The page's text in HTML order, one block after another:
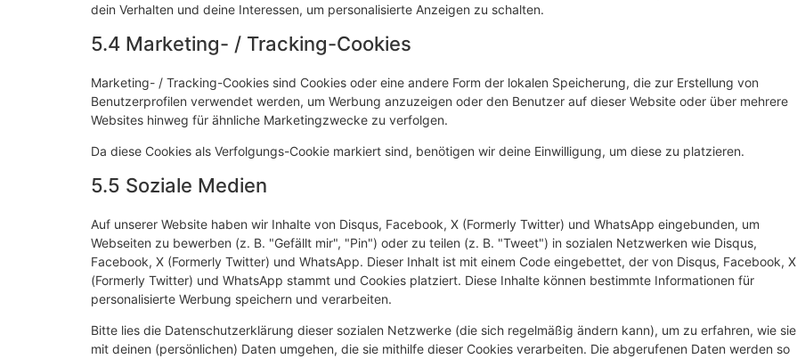
dein Verhalten und deine Interessen, um personalisierte Anzeigen zu schalten.
5.4 Marketing- / Tracking-Cookies
Marketing- / Tracking-Cookies sind Cookies oder eine andere Form der lokalen Speicherung, die zur Erstellung von
Benutzerprofilen verwendet werden, um Werbung anzuzeigen oder den Benutzer auf dieser Website oder über mehrere
Websites hinweg für ähnliche Marketingzwecke zu verfolgen.
Da diese Cookies als Verfolgungs-Cookie markiert sind, benötigen wir deine Einwilligung, um diese zu platzieren.
5.5 Soziale Medien
Auf unserer Website haben wir Inhalte von Disqus, Facebook, X (Formerly Twitter) und WhatsApp eingebunden, um
Webseiten zu bewerben (z. B. "Gefällt mir", "Pin") oder zu teilen (z. B. "Tweet") in sozialen Netzwerken wie Disqus,
Facebook, X (Formerly Twitter) und WhatsApp. Dieser Inhalt ist mit einem Code eingebettet, der von Disqus, Facebook, X
(Formerly Twitter) und WhatsApp stammt und Cookies platziert. Diese Inhalte können bestimmte Informationen für
personalisierte Werbung speichern und verarbeiten.
Bitte lies die Datenschutzerklärung dieser sozialen Netzwerke (die sich regelmäßig ändern kann), um zu erfahren, wie sie
mit deinen (persönlichen) Daten umgehen, die sie mithilfe dieser Cookies verarbeiten. Die abgerufenen Daten werden so